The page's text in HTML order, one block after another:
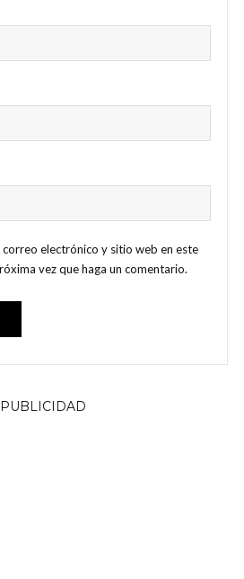
electrónico y sitio web en este
vez que haga un comentario.
PUBLICIDAD